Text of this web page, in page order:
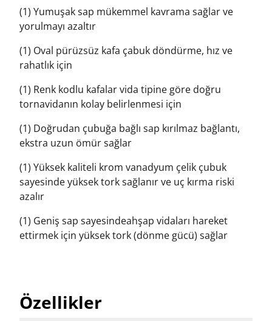
(1) Yumuşak sap mükemmel kavrama sağlar ve
yorulmayı azaltır
(1) Oval pürüzsüz kafa çabuk döndürme, hız ve
rahatlık için
(1) Renk kodlu kafalar vida tipine göre doğru
tornavidanın kolay belirlenmesi için
(1) Doğrudan çubuğa bağlı sap kırılmaz bağlantı,
ekstra uzun ömür sağlar
(1) Yüksek kaliteli krom vanadyum çelik çubuk
sayesinde yüksek tork sağlanır ve uç kırma riski
azalır
(1) Geniş sap sayesindeahşap vidaları hareket
ettirmek için yüksek tork (dönme gücü) sağlar
Özellikler